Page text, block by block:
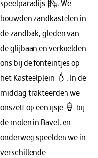
speelparadijs 🛝. We
bouwden zandkastelen in
de zandbak, gleden van
de glijbaan en verkoelden
ons bij de fonteintjes op
het Kasteelplein 💧. In de
middag trakteerden we
onszelf op een ijsje 🍦 bij
de molen in Bavel, en
onderweg speelden we in
verschillende